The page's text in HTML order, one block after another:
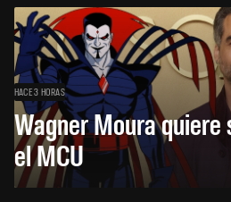
HACE 3 HORAS
Wagner Moura
el MCU